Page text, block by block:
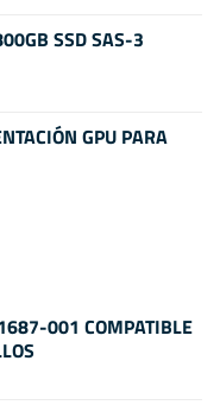
SSD SAS-3
GPU PARA
001 COMPATIBLE